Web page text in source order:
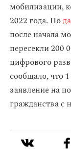
мобилизации,
2022 года. По
после начала
пересекли 200
цифрового
сообщало, что
заявление на
гражданства с